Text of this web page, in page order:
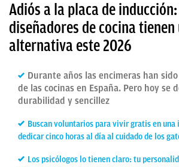
Adiós a la placa de
diseñadores de cocina tienen
alternativa este 2026
Durante años las encimeras han
de las cocinas en España. Pero hoy se
durabilidad y sencillez
Buscan voluntarios para vivir gratis en una
dedicar cinco horas al día al cuidado de los
Los psicólogos lo tienen claro: tu